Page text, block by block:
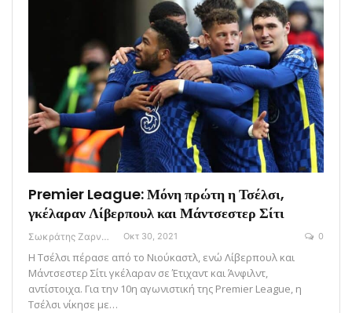
Premier League: Μόνη πρώτη η Τσέλσι,
γκέλαραν Λίβερπουλ και Μάντσεστερ Σίτι
Σωκράτης Ζαρναβέλης Οκτ 30, 2021 0
Η Τσέλσι πέρασε από το Νιούκαστλ, ενώ Λίβερπουλ και
Μάντσεστερ Σίτι γκέλαραν σε Έτιχαντ και Άνφιλντ,
αντίστοιχα. Για την 10η αγωνιστική της Premier League, η
Τσέλσι νίκησε με…